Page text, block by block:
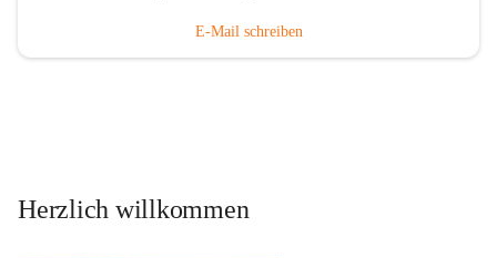
E-Mail schreiben
Herzlich willkommen